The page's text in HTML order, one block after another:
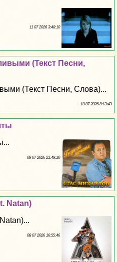
11 07 2026 3:48:10
(Текст Песни,
(Текст Песни, Слова)...
10 07 2026 8:13:43
09 07 2026 21:49:10
Natan)
08 07 2026 16:55:46